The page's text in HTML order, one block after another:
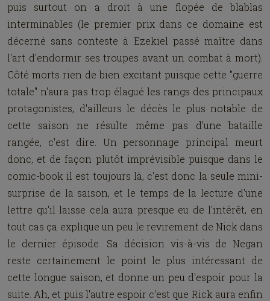
puis surtout on a droit à une flopée de blablas
interminables (le premier prix dans ce domaine est
décerné sans conteste à Ezekiel passé maître dans
l'art d'endormir ses troupes avant un combat à mort).
Côté morts rien de bien excitant puisque cette "guerre
totale" n'aura pas trop élagué les rangs des principaux
protagonistes, d'ailleurs le décès le plus notable de
cette saison ne résulte même pas d'une bataille
rangée, c'est dire. Un personnage principal meurt
donc, et de façon plutôt imprévisible puisque dans le
comic-book il est toujours là, c'est donc la seule mini-
surprise de la saison, et le temps de la lecture d'une
lettre qu'il laisse cela aura presque eu de l'intérêt, en
tout cas ça explique un peu le revirement de Nick dans
le dernier épisode. Sa décision vis-à-vis de Negan
reste certainement le point le plus intéressant de
cette longue saison, et donne un peu d'espoir pour la
suite. Ah, et puis l'autre espoir c'est que Rick aura enfin